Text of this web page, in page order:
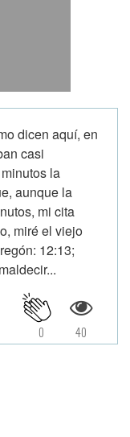
dicen aquí, en
casi
la
aunque la
mi cita
miré el viejo
12:13;
40
0